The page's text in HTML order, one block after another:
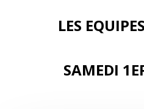
LES
SAMEDI